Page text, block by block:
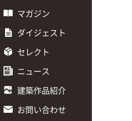
マガジン
ダイジェスト
セレクト
ニュース
建築作品紹介
お問い合わせ